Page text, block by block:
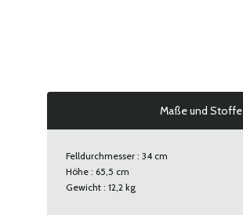
Maße und Stoffe
Felldurchmesser : 34 cm
Höhe : 65,5 cm
Gewicht : 12,2 kg